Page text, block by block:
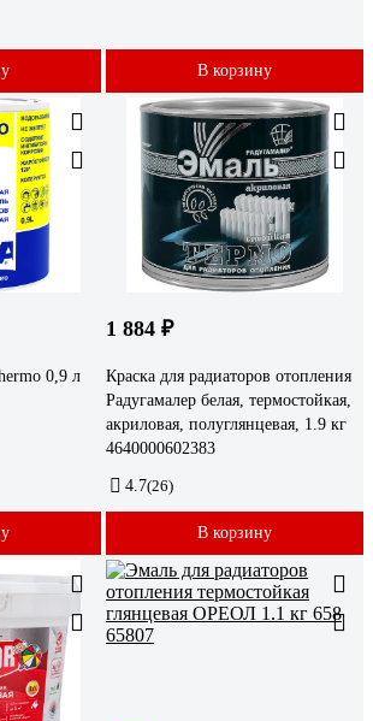
В корзину
0,9 л
1 884 ₽
Краска для радиаторов отопления
Радугамалер белая, термостойкая,
акриловая, полуглянцевая, 1.9 кг
4640000602383
4.7(26)
В корзину